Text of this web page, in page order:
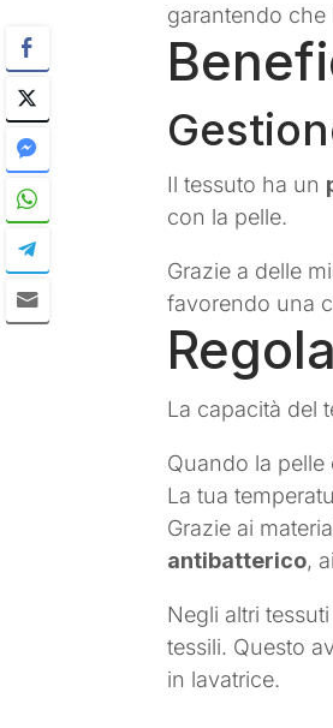
garantendo che
Il tessuto ha un
con la pelle.
Grazie a delle
favorendo una
La capacità del
Quando la pelle
La tua
Grazie ai
antibatterico,
Negli altri
tessili. Questo
in lavatrice.